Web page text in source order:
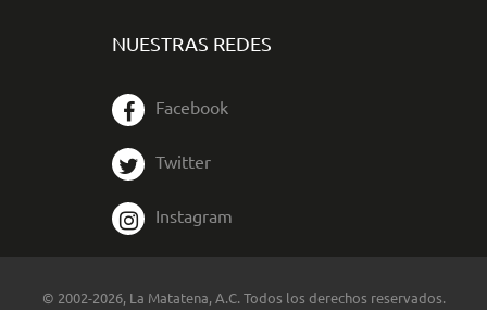
NUESTRAS REDES
Facebook
Twitter
Instagram
© 2002-2026, La Matatena, A.C. Todos los derechos reservados.